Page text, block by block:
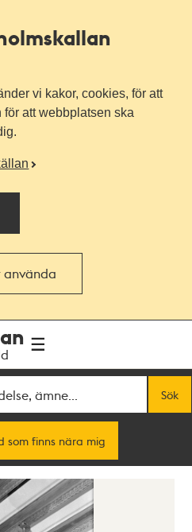
vi kakor, cookies, för att
att webbplatsen ska
använda
Sök
som finns nära mig